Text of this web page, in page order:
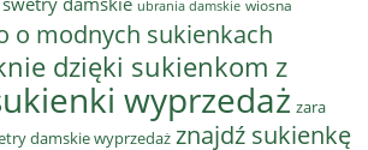
ubrania damskie wiosna
o modnych sukienkach
dzięki sukienkom z
wyprzedaż zara
damskie wyprzedaż znajdź sukienkę